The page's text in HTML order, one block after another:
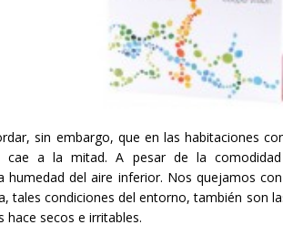
sin embargo, que en las habitaciones
cae a la mitad. A pesar de la
humedad del aire inferior. Nos quejamos
tales condiciones del entorno, también son
hace secos e irritables.